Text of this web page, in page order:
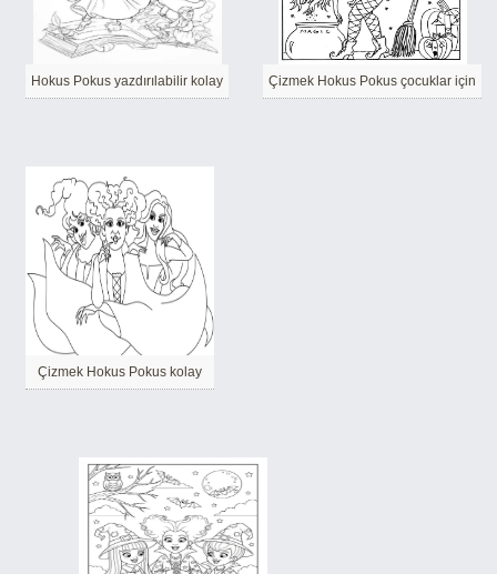
Hokus Pokus yazdırılabilir kolay Çizmek Hokus Pokus çocuklar için
Çizmek Hokus Pokus kolay